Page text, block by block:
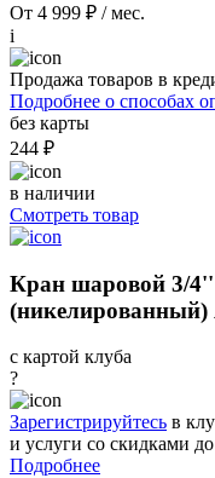
От 4 999 ₽ / мес.
i
Продажа товаров в
Подробнее о способах
без карты
244 ₽
в наличии
Смотреть товар
Кран шаровой 3/4''
с картой клуба
?
Зарегистрируйтесь в
и услуги со скидками
Подробнее